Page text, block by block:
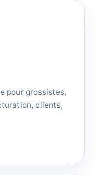
pour grossistes,
clients,